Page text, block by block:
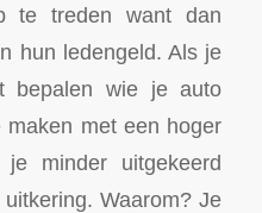
te treden want dan
hun ledengeld. Als je
bepalen wie je auto
met een hoger
minder uitgekeerd
Waarom? Je